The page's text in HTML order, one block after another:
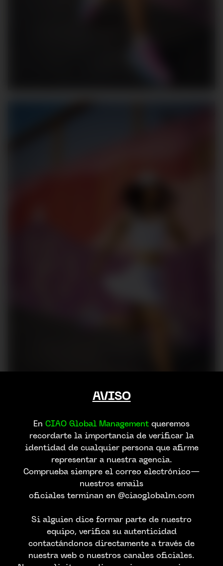
AVISO
En CIAO Global Management queremos
recordarte la importancia de verificar la
identidad de cualquier persona que afirme
representar a nuestra agencia.
Comprueba siempre el correo electrónico—
nuestros emails
oficiales terminan en @ciaoglobalm.com
Si alguien dice formar parte de nuestro
equipo, verifica su autenticidad
contactándonos directamente a través de
nuestra web o nuestros canales oficiales.